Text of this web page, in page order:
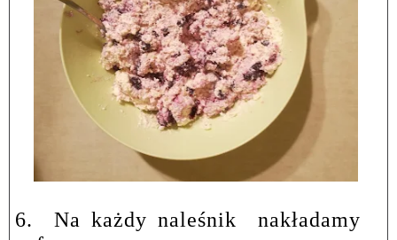
6. Na każdy naleśnik
nakładamy